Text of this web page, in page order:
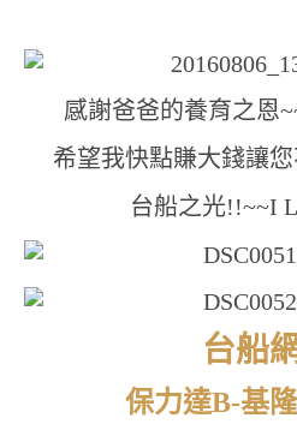
感謝爸爸的養育之恩
希望我快點賺大錢讓
台船之光!!~~I
台船
保力達B-基